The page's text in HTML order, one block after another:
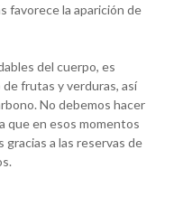
favorece la aparición de
del cuerpo, es
frutas y verduras, así
No debemos hacer
que en esos momentos
a las reservas de